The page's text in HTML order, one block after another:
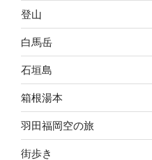
登山
白馬岳
石垣島
箱根湯本
羽田福岡空の旅
街歩き